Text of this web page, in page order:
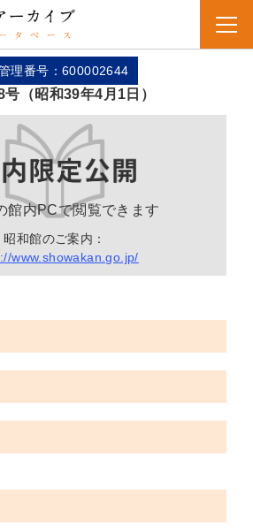
理番号：600002644
（昭和39年4月1日）
館内PCで閲覧できます
昭和館のご案内：
www.showakan.go.jp/